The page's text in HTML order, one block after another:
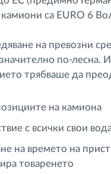
са EURO 6
на превозни
по-
трябваше да
на камиона
с всички свои
на времето на
товаренето